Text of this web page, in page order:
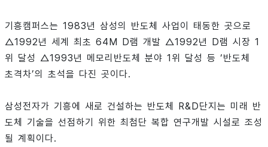
기흥캠퍼스는 1983년 삼성의 반도체 사업이 태동한 곳으로
△1992년 세계 최초 64M D램 개발 △1992년 D램 시장 1
위 달성 △1993년 메모리반도체 분야 1위 달성 등 ‘반도체
초격차’의 초석을 다진 곳이다.
삼성전자가 기흥에 새로 건설하는 반도체 R&D단지는 미래 반
도체 기술을 선점하기 위한 최첨단 복합 연구개발 시설로 조성
될 계획이다.